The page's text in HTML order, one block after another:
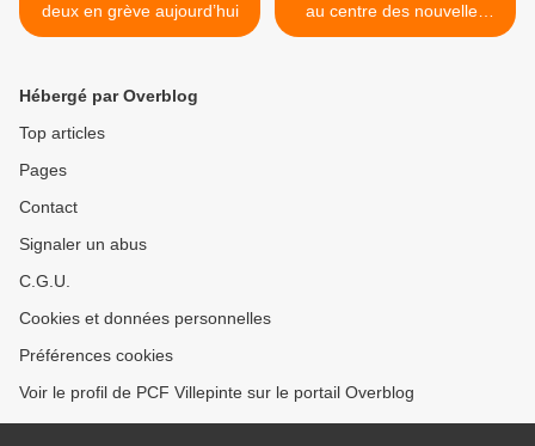
deux en grève aujourd’hui
au centre des nouvelles
luttes des classes" >
Hébergé par Overblog
Top articles
Pages
Contact
Signaler un abus
C.G.U.
Cookies et données personnelles
Préférences cookies
Voir le profil de PCF Villepinte sur le portail Overblog